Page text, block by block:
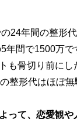
の24年間の整形
年間で1500万で
も骨切り前にし
整形代はほぼ無
て、恋愛観や